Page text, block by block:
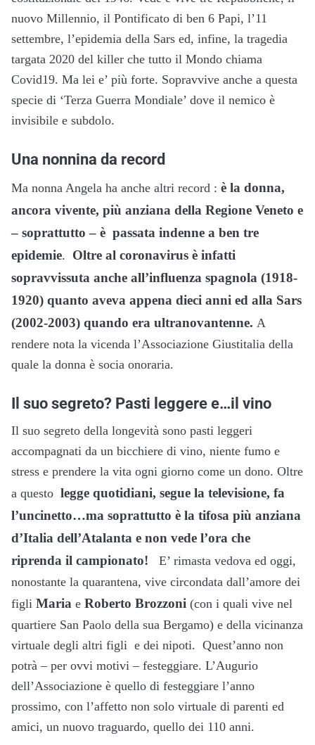
nuovo Millennio, il Pontificato di ben 6 Papi, l’11
settembre, l’epidemia della Sars ed, infine, la tragedia
targata 2020 del killer che tutto il Mondo chiama
Covid19. Ma lei e’ più forte. Sopravvive anche a questa
specie di ‘Terza Guerra Mondiale’ dove il nemico è
invisibile e subdolo.
Una nonnina da record
Ma nonna Angela ha anche altri record : è la donna,
ancora vivente, più anziana della Regione Veneto e
– soprattutto – è passata indenne a ben tre
epidemie. Oltre al coronavirus è infatti
sopravvissuta anche all’influenza spagnola (1918-
1920) quanto aveva appena dieci anni ed alla Sars
(2002-2003) quando era ultranovantenne. A
rendere nota la vicenda l’Associazione Giustitalia della
quale la donna è socia onoraria.
Il suo segreto? Pasti leggere e…il vino
Il suo segreto della longevità sono pasti leggeri
accompagnati da un bicchiere di vino, niente fumo e
stress e prendere la vita ogni giorno come un dono. Oltre
a questo legge quotidiani, segue la televisione, fa
l’uncinetto…ma soprattutto è la tifosa più anziana
d’Italia dell’Atalanta e non vede l’ora che
riprenda il campionato!
E’ rimasta vedova ed oggi,
nonostante la quarantena, vive circondata dall’amore dei
figli Maria e Roberto Brozzoni (con i quali vive nel
quartiere San Paolo della sua Bergamo) e della vicinanza
virtuale degli altri figli e dei nipoti. Quest’anno non
potrà – per ovvi motivi – festeggiare. L’Augurio
dell’Associazione è quello di festeggiare l’anno
prossimo, con l’affetto non solo virtuale di parenti ed
amici, un nuovo traguardo, quello dei 110 anni.